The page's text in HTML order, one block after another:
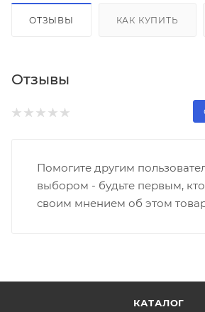
ОТЗЫВЫ КАК КУПИТЬ
Отзывы
Помогите другим
выбором - будьте первым,
своим мнением об этом
КАТАЛОГ